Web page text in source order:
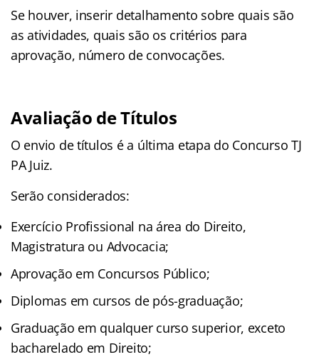
Se houver, inserir detalhamento sobre quais são
as atividades, quais são os critérios para
aprovação, número de convocações.
Avaliação de Títulos
O envio de títulos é a última etapa do Concurso TJ
PA Juiz.
Serão considerados:
Exercício Profissional na área do Direito,
Magistratura ou Advocacia;
Aprovação em Concursos Público;
Diplomas em cursos de pós-graduação;
Graduação em qualquer curso superior, exceto
bacharelado em Direito;